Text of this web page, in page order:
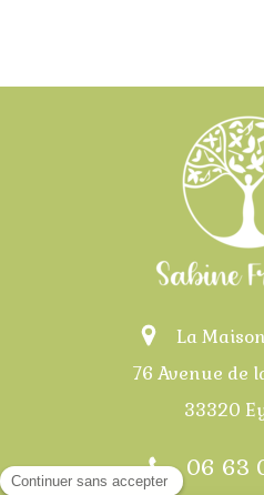
La
76 Avenue de
33320
06 63